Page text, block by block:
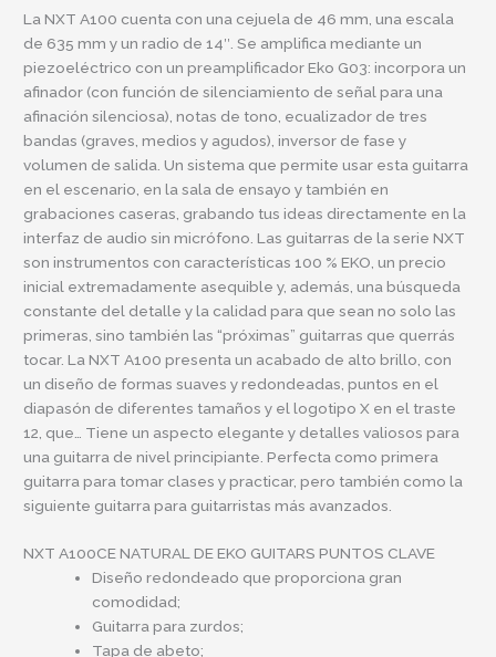
La NXT A100 cuenta con una cejuela de 46 mm, una escala
de 635 mm y un radio de 14″. Se amplifica mediante un
piezoeléctrico con un preamplificador Eko G03: incorpora un
afinador (con función de silenciamiento de señal para una
afinación silenciosa), notas de tono, ecualizador de tres
bandas (graves, medios y agudos), inversor de fase y
volumen de salida. Un sistema que permite usar esta guitarra
en el escenario, en la sala de ensayo y también en
grabaciones caseras, grabando tus ideas directamente en la
interfaz de audio sin micrófono. Las guitarras de la serie NXT
son instrumentos con características 100 % EKO, un precio
inicial extremadamente asequible y, además, una búsqueda
constante del detalle y la calidad para que sean no solo las
primeras, sino también las “próximas” guitarras que querrás
tocar. La NXT A100 presenta un acabado de alto brillo, con
un diseño de formas suaves y redondeadas, puntos en el
diapasón de diferentes tamaños y el logotipo X en el traste
12, que… Tiene un aspecto elegante y detalles valiosos para
una guitarra de nivel principiante. Perfecta como primera
guitarra para tomar clases y practicar, pero también como la
siguiente guitarra para guitarristas más avanzados.
NXT A100CE NATURAL DE EKO GUITARS PUNTOS CLAVE
Diseño redondeado que proporciona gran
comodidad;
Guitarra para zurdos;
Tapa de abeto;